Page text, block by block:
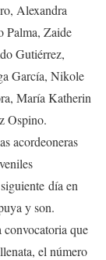
Alexandra
Palma, Zaide
Gutiérrez,
García, Nikole
María Katherin
Ospino.
acordeoneras
día en
y son.
convocatoria que
el número